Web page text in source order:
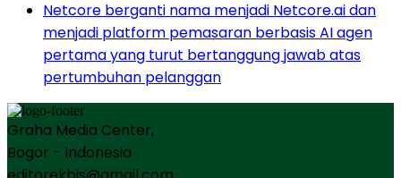
Netcore berganti nama menjadi Netcore.ai dan
menjadi platform pemasaran berbasis AI agen
pertama yang turut bertanggung jawab atas
pertumbuhan pelanggan
Graha Media Center,
Bogor - Indonesia